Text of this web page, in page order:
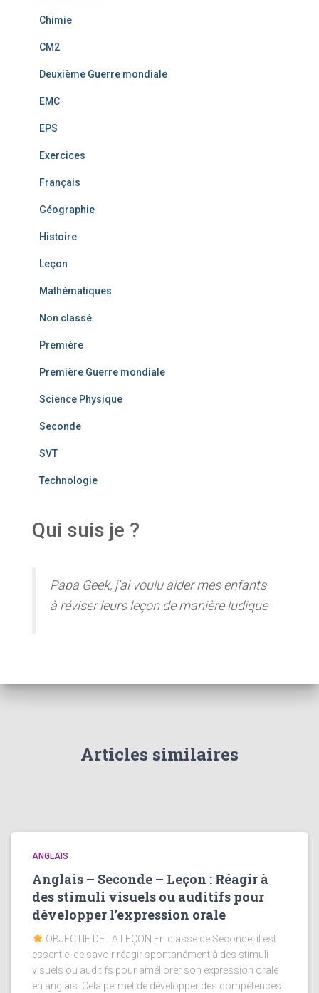
Chimie
CM2
Deuxième Guerre mondiale
EMC
EPS
Exercices
Français
Géographie
Histoire
Leçon
Mathématiques
Non classé
Première
Première Guerre mondiale
Science Physique
Seconde
SVT
Technologie
Qui suis je ?
Papa Geek, j'ai voulu aider mes enfants
à réviser leurs leçon de manière ludique
Articles similaires
ANGLAIS
Anglais – Seconde – Leçon : Réagir à
des stimuli visuels ou auditifs pour
développer l’expression orale
OBJECTIF DE LA LEÇON En classe de Seconde, il est
essentiel de savoir réagir spontanément à des stimuli
visuels ou auditifs pour améliorer son expression orale
en anglais. Cela permet de développer des compétences